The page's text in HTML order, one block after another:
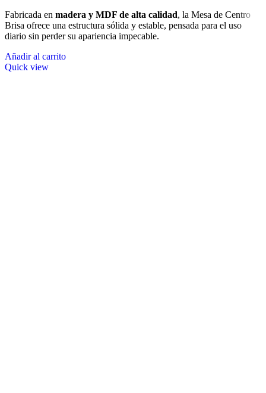
Fabricada en madera y MDF de alta calidad, la Mesa de Centro
Brisa ofrece una estructura sólida y estable, pensada para el uso
diario sin perder su apariencia impecable.
Añadir al carrito
Quick view